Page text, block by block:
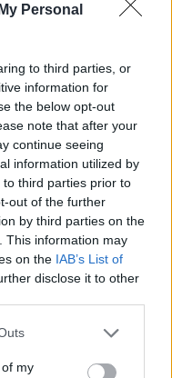
Personal
to third parties, or
information for
the below opt-out
note that after your
continue seeing
information utilized by
third parties prior to
out of the further
by third parties on the
This information may
on the IAB’s List of
disclose it to other
one or more Google
You may click to
my